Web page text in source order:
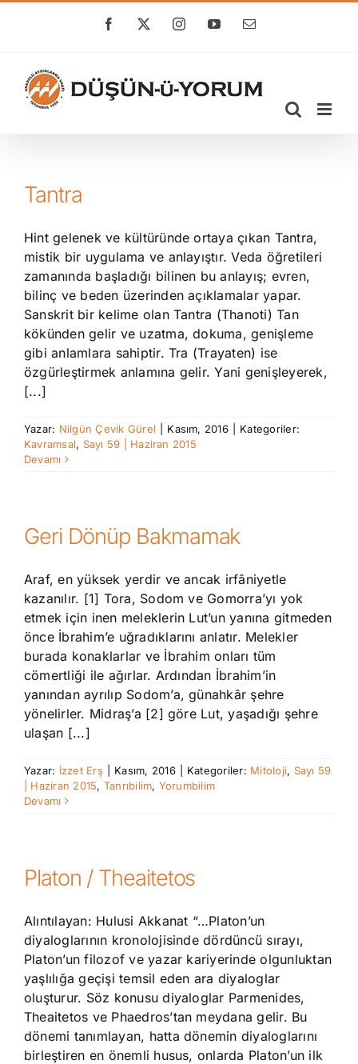
Facebook
X InstagramYouTube
E-
Tantra
Hint gelenek ve kültüründe ortaya çıkan Tantra,
mistik bir uygulama ve anlayıştır. Veda öğretileri
zamanında başladığı bilinen bu anlayış; evren,
bilinç ve beden üzerinden açıklamalar yapar.
Sanskrit bir kelime olan Tantra (Thanoti) Tan
kökünden gelir ve uzatma, dokuma, genişleme
gibi anlamlara sahiptir. Tra (Trayaten) ise
özgürleştirmek anlamına gelir. Yani genişleyerek,
[...]
Yazar: Nilgün Çevik Gürel Kasım, 2016
Kategoriler:
Kavramsal, Sayı 59 | Haziran 2015
Devamı
Geri Dönüp Bakmamak
Araf, en yüksek yerdir ve ancak irfâniyetle
kazanılır. [1] Tora, Sodom ve Gomorra’yı yok
etmek için inen meleklerin Lut’un yanına gitmeden
önce İbrahim’e uğradıklarını anlatır. Melekler
burada konaklarlar ve İbrahim onları tüm
cömertliği ile ağırlar. Ardından İbrahim’in
yanından ayrılıp Sodom’a, günahkâr şehre
yönelirler. Midraş’a [2] göre Lut, yaşadığı şehre
ulaşan [...]
Yazar: İzzet Erş Kasım, 2016 Kategoriler: Mitoloji, Sayı 59
| Haziran 2015, Tanrıbilim, Yorumbilim
Devamı
Platon / Theaitetos
Alıntılayan: Hulusi Akkanat “…Platon’un
diyaloglarının kronolojisinde dördüncü sırayı,
Platon’un filozof ve yazar kariyerinde olgunluktan
yaşlılığa geçişi temsil eden ara diyaloglar
oluşturur. Söz konusu diyaloglar Parmenides,
Theaitetos ve Phaedros’tan meydana gelir. Bu
dönemi tanımlayan, hatta dönemin diyaloglarını
birleştiren en önemli husus, onlarda Platon’un ilk